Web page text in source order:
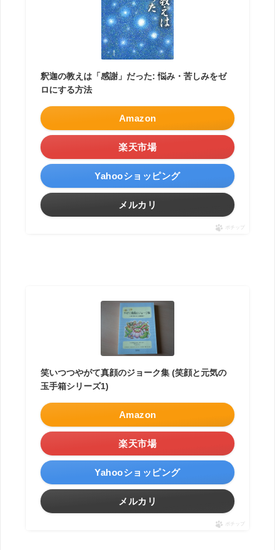
釈迦の教えは「感謝」だった: 悩み・苦しみをゼ
ロにする方法
Amazon
楽天市場
Yahooショッピング
メルカリ
ポチップ
笑いつつやがて真顔のジョーク集 (笑顔と元気の
玉手箱シリーズ1)
Amazon
楽天市場
Yahooショッピング
メルカリ
ポチップ